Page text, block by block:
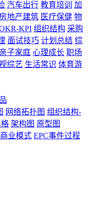
汽车出行 教育培训
加
房地产建筑 医疗保健 物
KPI 组织结构 采购
面试技巧 计划总结 综
亲子家庭 心理成长 职场
综艺 生活常识 体育游
网络拓扑图 组织结构-
格 架构图 原型图
业模式 EPC事件过程